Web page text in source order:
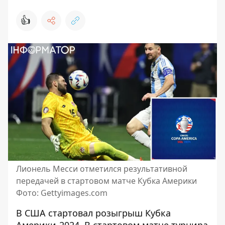
👍
Лионель Месси отметился результативной
передачей в стартовом матче Кубка Америки
Фото: Gettyimages.com
В США стартовал розыгрыш Кубка